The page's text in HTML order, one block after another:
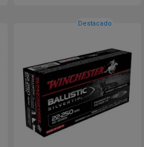
Destacado